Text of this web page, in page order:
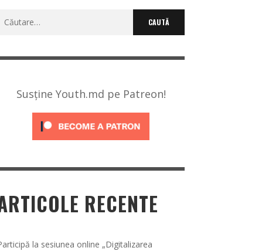
Caută
Susține Youth.md pe Patreon!
RECENTE
la sesiunea online „Digitalizarea